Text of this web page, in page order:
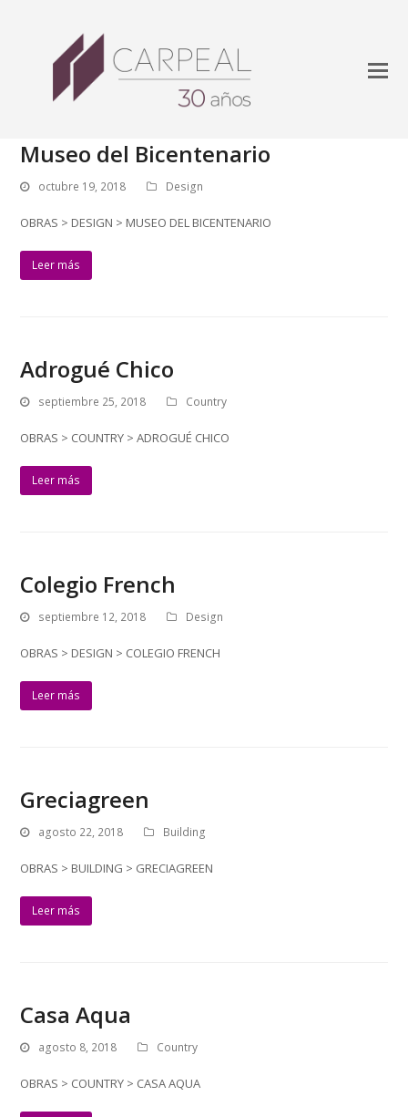
Museo del Bicentenario
octubre 19, 2018 Design
OBRAS > DESIGN > MUSEO DEL BICENTENARIO
Leer más
Adrogué Chico
septiembre 25, 2018 Country
OBRAS > COUNTRY > ADROGUÉ CHICO
Leer más
Colegio French
septiembre 12, 2018 Design
OBRAS > DESIGN > COLEGIO FRENCH
Leer más
Greciagreen
agosto 22, 2018 Building
OBRAS > BUILDING > GRECIAGREEN
Leer más
Casa Aqua
agosto 8, 2018 Country
OBRAS > COUNTRY > CASA AQUA